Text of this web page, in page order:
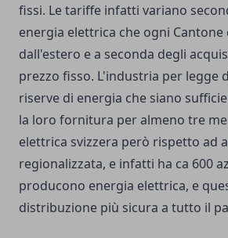
fissi. Le tariffe infatti variano
energia elettrica che ogni
dall'estero e a seconda degli
prezzo fisso. L'industria per legge
riserve di energia che siano
la loro fornitura per almeno tre
elettrica svizzera però rispetto ad
regionalizzata, e infatti ha ca 600
producono energia elettrica, e
distribuzione più sicura a tutto il